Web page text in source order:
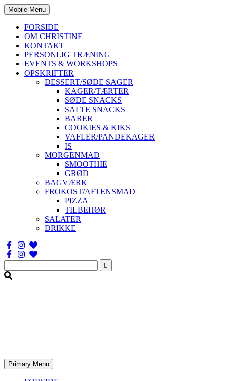
Mobile Menu
FORSIDE
OM CHRISTINE
KONTAKT
PERSONLIG TRÆNING
EVENTS & WORKSHOPS
OPSKRIFTER
DESSERT/SØDE SAGER
KAGER/TÆRTER
SØDE SNACKS
SALTE SNACKS
BARER
COOKIES & KIKS
VAFLER/PANDEKAGER
IS
MORGENMAD
SMOOTHIE
GRØD
BAGVÆRK
FROKOST/AFTENSMAD
PIZZA
TILBEHØR
SALATER
DRIKKE
Søg
efter:
Primary Menu